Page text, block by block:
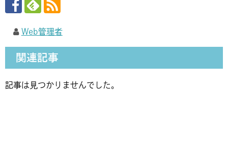
Web管理者
関連記事
記事は見つかりませんでした。